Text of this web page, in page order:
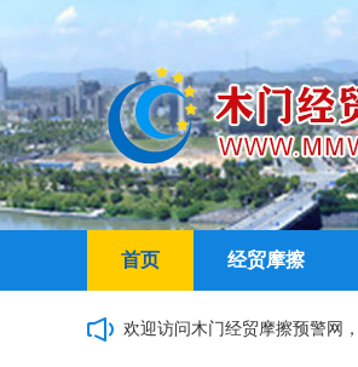
首页 经贸摩擦
欢迎访问木门经贸摩擦预警网，